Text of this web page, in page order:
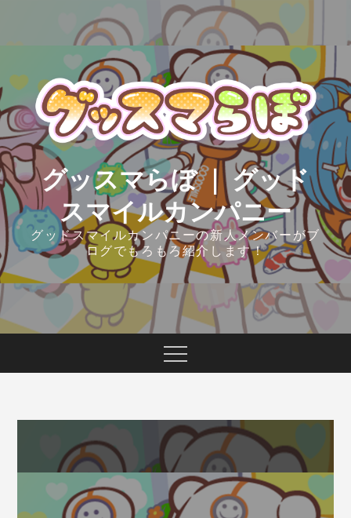
グッスマらぼ ｜ グッド
スマイルカンパニー
グッドスマイルカンパニーの新人メンバーがブ
ログでもろもろ紹介します！